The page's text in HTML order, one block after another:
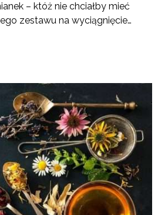
– któż nie chciałby mieć
zestawu na wyciągnięcie…